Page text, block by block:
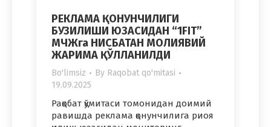
РЕКЛАМА ҚОНУНЧИЛИГИ
БУЗИЛИШИ ЮЗАСИДАН “1FIT”
МЧЖга НИСБАТАН МОЛИЯВИЙ
ЖАРИМА ҚЎЛЛАНИЛДИ
Bo'limsiz By Raqobat qo'mitasi
19.09.2025
Рақобат қўмитаси томонидан доимий
равишда реклама қонунчилига риоя